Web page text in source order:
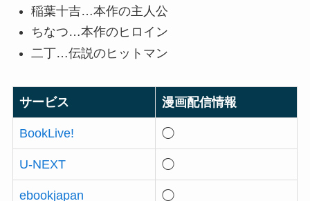
稲葉十吉…本作の主人公
ちなつ…本作のヒロイン
二丁…伝説のヒットマン
サービス 漫画配信情報
BookLive! ◯
U-NEXT ◯
ebookjapan ◯